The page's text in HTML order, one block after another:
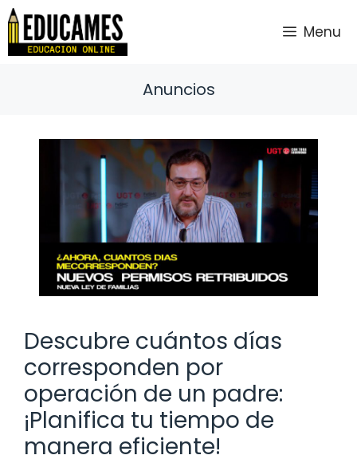
Saltar
contenido
Menu
Anuncios
Descubre cuántos días
corresponden por
operación de un padre:
¡Planifica tu tiempo de
manera eficiente!